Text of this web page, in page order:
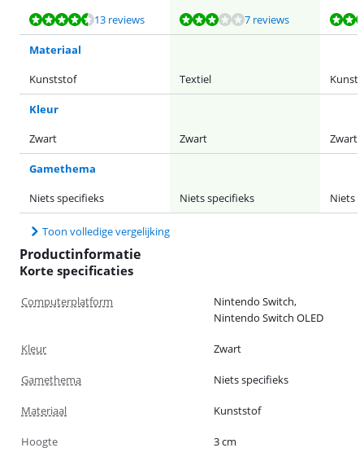
Beoordeling is 8,5 van de 10, gebaseerd op 13 reviews.
13 reviews
Beoordeling is 6,4 van de 10, gebaseerd op 7 reviews.7 reviews
Beoordeling is 9,6 van de 10, gebaseerd op 8 reviews.
Beoordeling is 9,6 van de 10, gebaseerd op 8 reviews.
Materiaal
Kunststof
Textiel
Kleur
Zwart
Zwart Zwart
Gamethema
Niets specifieks
Niets specifieks Niets
Toon volledige vergelijking
Productinformatie
Korte specificaties
Computerplatform
Nintendo Switch,
Nintendo Switch OLED
Kleur Zwart
Gamethema Niets specifieks
Materiaal Kunststof
Hoogte 3 cm